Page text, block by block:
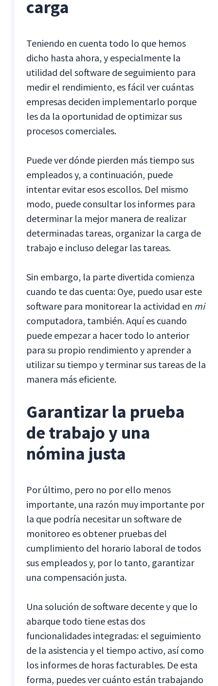
carga
Teniendo en cuenta todo lo que hemos
dicho hasta ahora, y especialmente la
utilidad del software de seguimiento para
medir el rendimiento, es fácil ver cuántas
empresas deciden implementarlo porque
les da la oportunidad de optimizar sus
procesos comerciales.
Puede ver dónde pierden más tiempo sus
empleados y, a continuación, puede
intentar evitar esos escollos. Del mismo
modo, puede consultar los informes para
determinar la mejor manera de realizar
determinadas tareas, organizar la carga de
trabajo e incluso delegar las tareas.
Sin embargo, la parte divertida comienza
cuando te das cuenta: Oye, puedo usar este
software para monitorear la actividad en mi
computadora, también. Aquí es cuando
puede empezar a hacer todo lo anterior
para su propio rendimiento y aprender a
utilizar su tiempo y terminar sus tareas de la
manera más eficiente.
Garantizar la prueba
de trabajo y una
nómina justa
Por último, pero no por ello menos
importante, una razón muy importante por
la que podría necesitar un software de
monitoreo es obtener pruebas del
cumplimiento del horario laboral de todos
sus empleados y, por lo tanto, garantizar
una compensación justa.
Una solución de software decente y que lo
abarque todo tiene estas dos
funcionalidades integradas: el seguimiento
de la asistencia y el tiempo activo, así como
los informes de horas facturables. De esta
forma, puedes ver cuánto están trabajando